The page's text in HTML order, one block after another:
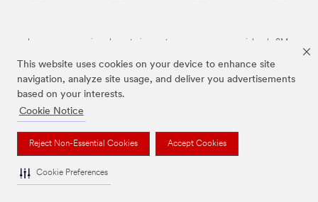
This website uses cookies on your device to enhance site
navigation, analyze site usage, and deliver you advertisements
based on your interests.
Cookie Notice
Reject Non-Essential Cookies Accept Cookies
Cookie Preferences
Las marcas mencionadas anteriormente son marcas comerciales de 3M.